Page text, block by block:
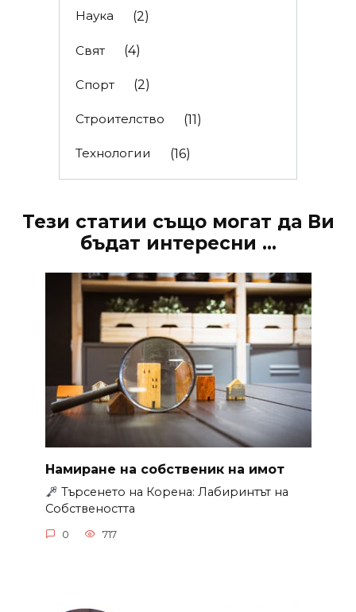
Наука (2)
Свят (4)
Спорт (2)
Строителство (11)
Технологии (16)
Тези статии също могат да Ви
бъдат интересни ...
Намиране на собственик на имот
Търсенето на Корена: Лабиринтът на
Собствеността
0 717